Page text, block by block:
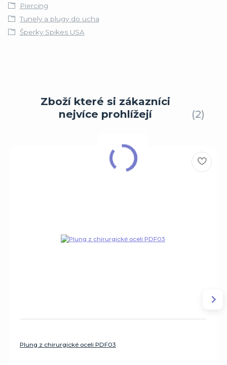
Piercing
Tunely a plugy do ucha
Šperky Spikes USA
Zboží které si zákazníci
nejvíce prohlížejí
2
Plung z chirurgické oceli PDF03